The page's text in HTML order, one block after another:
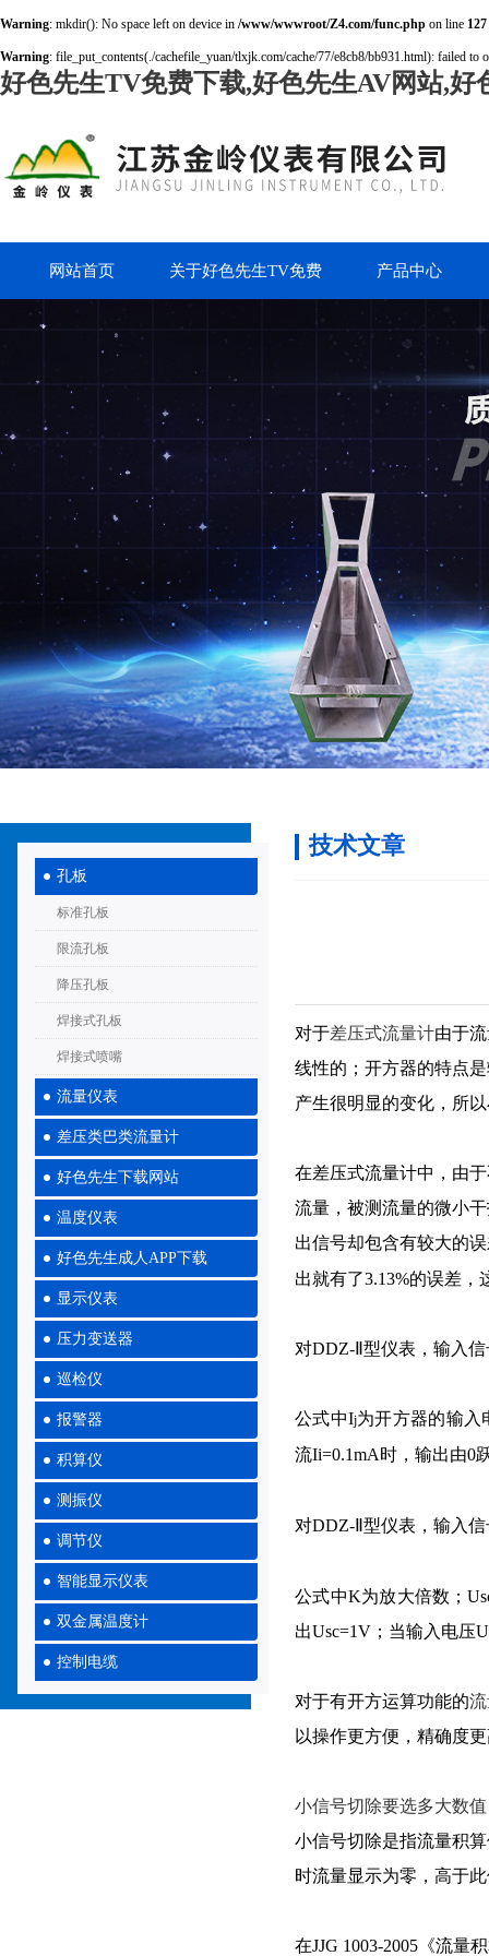
Warning: mkdir(): No space left on device in /www/wwwroot/Z4.com/func.php on line 127
Warning: file_put_contents(./cachefile_yuan/tlxjk.com/cache/77/e8cb8/bb931.html): failed
好色先生TV免费下载,好色先生AV网站,
网站首页 关于好色先生TV免费 产品中心
孔板
标准孔板
限流孔板
降压孔板
焊接式孔板
焊接式喷嘴
流量仪表
差压类巴类流量计
好色先生下载网站
温度仪表
好色先生成人APP下载
显示仪表
压力变送器
巡检仪
报警器
积算仪
测振仪
调节仪
智能显示仪表
双金属温度计
控制电缆
技术文章
对于差压式流量计由于
线性的；开方器的特点
产生很明显的变化，所
在差压式流量计中，由
流量，被测流量的微小
出信号却包含有较大的
出就有了3.13%的误差
对DDZ-Ⅱ型仪表，输入
公式中Ij为开方器的输入
流Ii=0.1mA时，输出由0
对DDZ-Ⅱ型仪表，输入
公式中K为放大倍数；
出Usc=1V； 当输入电压
对于有开方运算功能的
以操作更方便，精确度
小信号切除要选多大数
小信号切除是指流量积
时流量显示为零，高于
在JJG 1003-2005《流量